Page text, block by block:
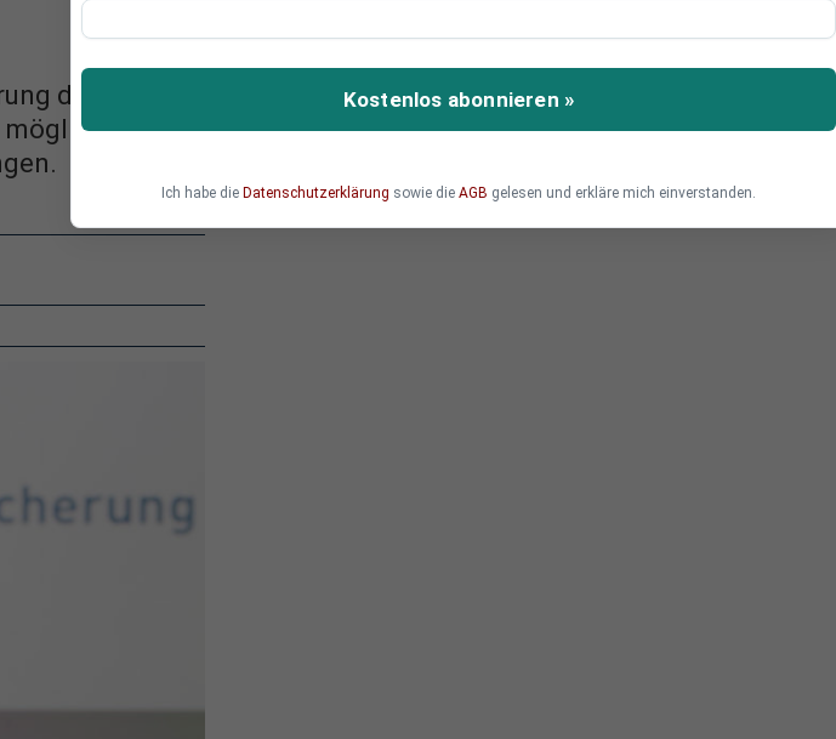
der Grundrente ist aus Sicht der
heißt es in einem Brandbrief. Es fehlten
Kostenlos abonnieren »
Ich habe die Datenschutzerklärung sowie die AGB gelesen und erkläre mich einverstanden.